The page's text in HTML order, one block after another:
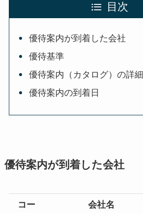
目次
優待案内が到着した会社
優待基準
優待案内（カタログ）の詳細
優待案内の到着日
優待案内が到着した会社
コー
会社名